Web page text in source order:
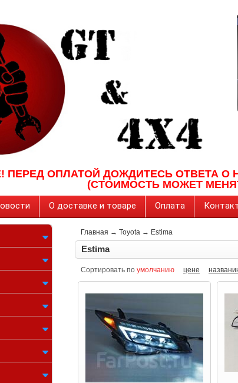
ПЕРЕД ОПЛАТОЙ ДОЖДИТЕСЬ ОТВЕТА О
(СТОИМОСТЬ МОЖЕТ
О доставке и товаре Оплата
Главная → Toyota → Estima
Estima
Сортировать по умолчанию цене